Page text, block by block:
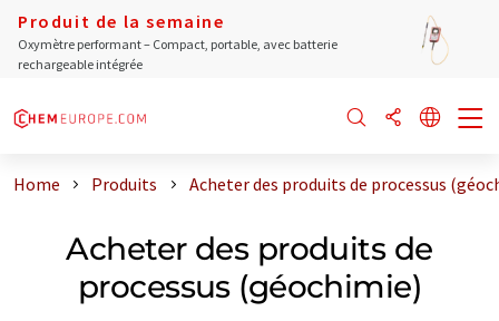
Produit de la semaine
Oxymètre performant – Compact, portable, avec batterie
rechargeable intégrée
Home Produits Acheter des produits de processus
Acheter des produits de
processus (géochimie)